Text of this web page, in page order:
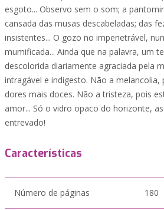
esgoto... Observo sem o som; a
cansada das musas descabeladas; das
insistentes... O gozo no impenetrável,
mumificada... Ainda que na palavra, um
descolorida diariamente agraciada pela
intragável e indigesto. Não a melancolia,
dores mais doces. Não a tristeza, pois
amor... Só o vidro opaco do horizonte,
entrevado!
Características
Número de páginas 180